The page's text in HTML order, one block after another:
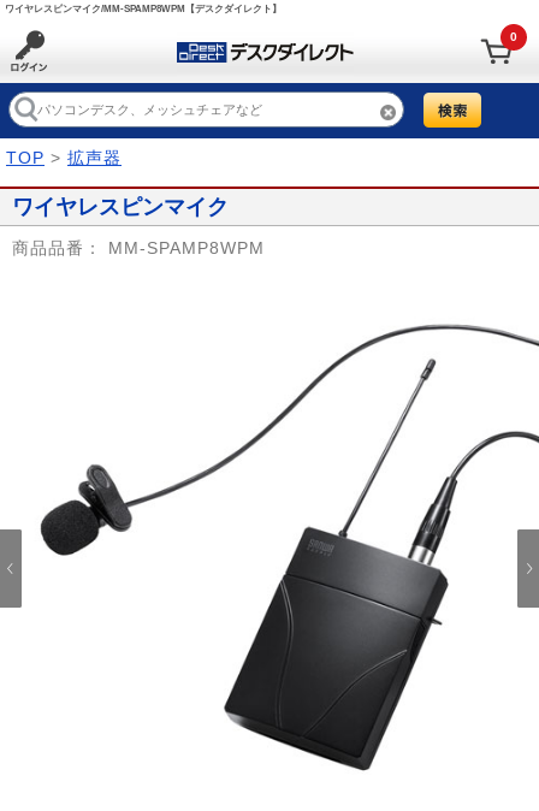
ワイヤレスピンマイク/MM-SPAMP8WPM【デスクダイレクト】
0
TOP > 拡声器
ワイヤレスピンマイク
商品品番： MM-SPAMP8WPM